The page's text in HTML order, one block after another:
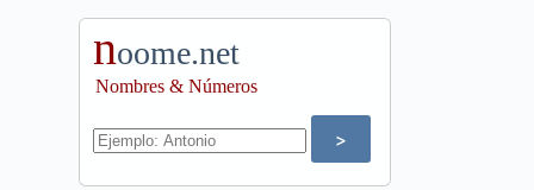
noome.net
Nombres & Números